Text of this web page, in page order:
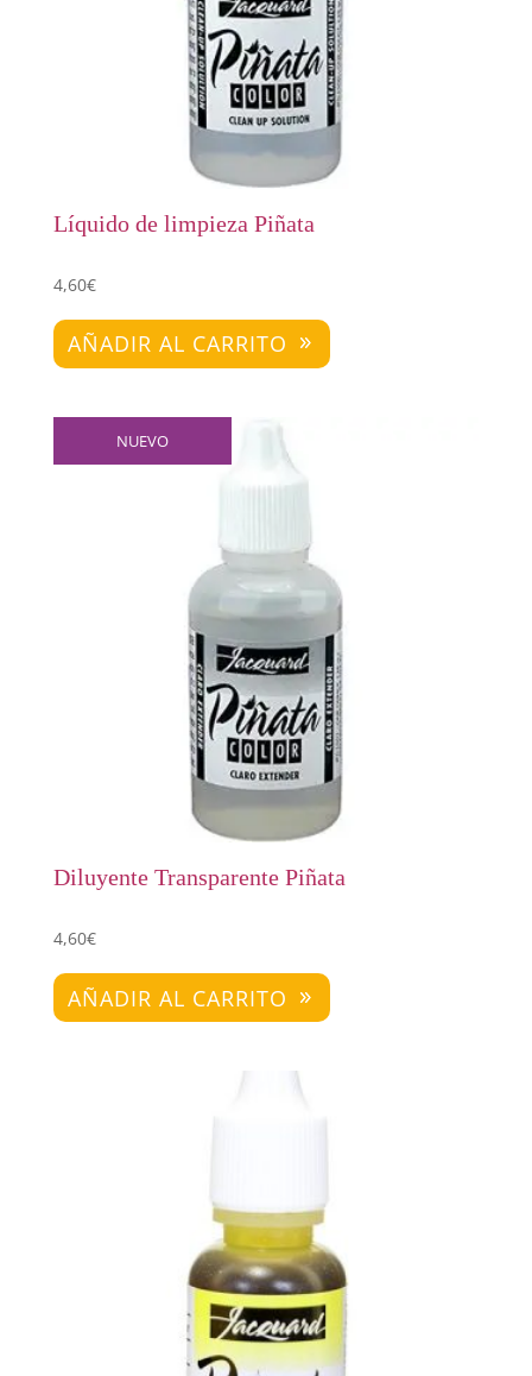
Líquido de limpieza Piñata
4,60€
AÑADIR AL CARRITO
NUEVO
Diluyente Transparente Piñata
4,60€
AÑADIR AL CARRITO